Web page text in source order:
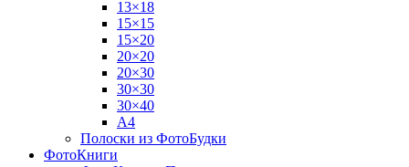
13×18
15×15
15×20
20×20
20×30
30×30
30×40
A4
Полоски из ФотоБудки
ФотоКниги